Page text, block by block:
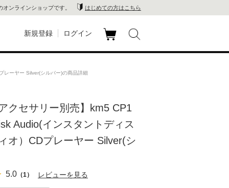
ンラインショップです。 はじめての方はこちら
蔦
新規登録 ログイン
ーヤー Silver(シルバー)の商品詳細
クセサリー別売】km5 CP1
Audio(インスタントディス
オ）CDプレーヤー Silver(シ
5.0 （1） レビューを見る